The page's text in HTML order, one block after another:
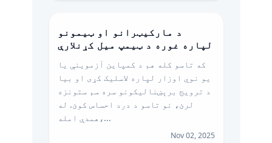
د مارکیټرانو او ټیمونو
لپاره غوره د ټیمپ میل کړنلارې
که تاسو کله هم د کمپاین آزموینې یا
یو نوي اوزار لپاره لاسلیک کړی او بیا
د ترویج برېښنالیکونو سره سم ستونزه
لرئ، نو تاسو د درد احساس کوئ. له
همدې امله،...
Nov 02, 2025